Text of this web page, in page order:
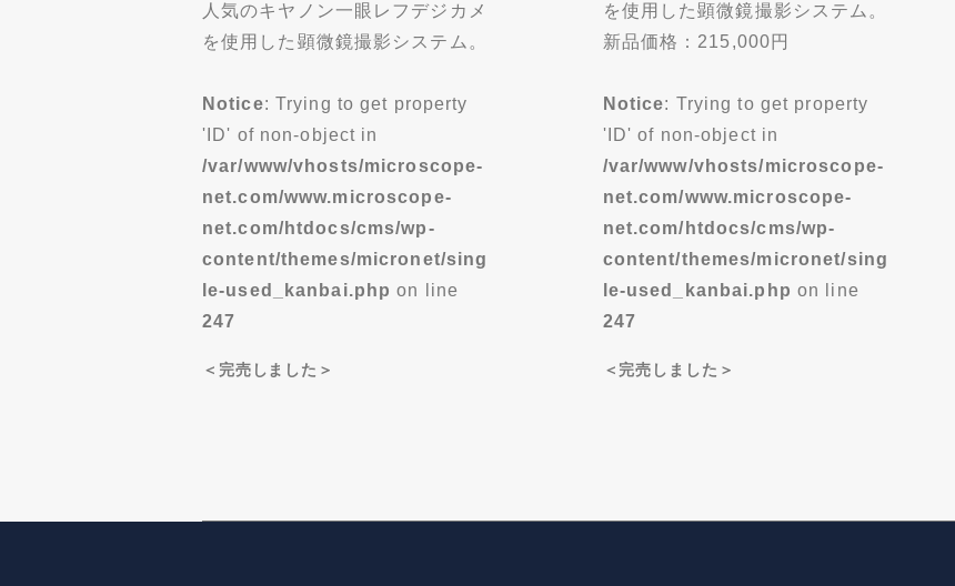
人気のキヤノン一眼レフデジカメ
を使用した顕微鏡撮影システム。
Notice: Trying to get property
'ID' of non-object in
/var/www/vhosts/microscope-
net.com/www.microscope-
net.com/htdocs/cms/wp-
content/themes/micronet/sing
le-used_kanbai.php on line
247
＜完売しました＞
を使用した顕微鏡撮影システム。
新品価格：215,000円
Notice: Trying to get property
'ID' of non-object in
/var/www/vhosts/microscope-
net.com/www.microscope-
net.com/htdocs/cms/wp-
content/themes/micronet/sing
le-used_kanbai.php on line
247
＜完売しました＞